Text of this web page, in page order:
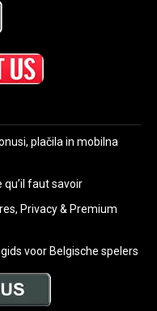
plačila in mobilna
faut savoir
Privacy & Premium
voor Belgische spelers